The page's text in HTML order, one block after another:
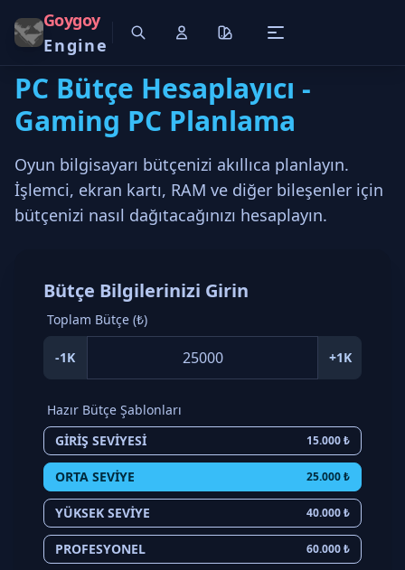
Goygoy
Engine
PC Bütçe Hesaplayıcı -
Gaming PC Planlama
Oyun bilgisayarı bütçenizi akıllıca planlayın.
İşlemci, ekran kartı, RAM ve diğer bileşenler için
bütçenizi nasıl dağıtacağınızı hesaplayın.
Bütçe Bilgilerinizi Girin
Toplam Bütçe (₺)
-1K +1K
Hazır Bütçe Şablonları
GIRIŞ SEVIYESI
15.000 ₺
ORTA SEVIYE 25.000 ₺
YÜKSEK SEVIYE 40.000 ₺
PROFESYONEL 60.000 ₺